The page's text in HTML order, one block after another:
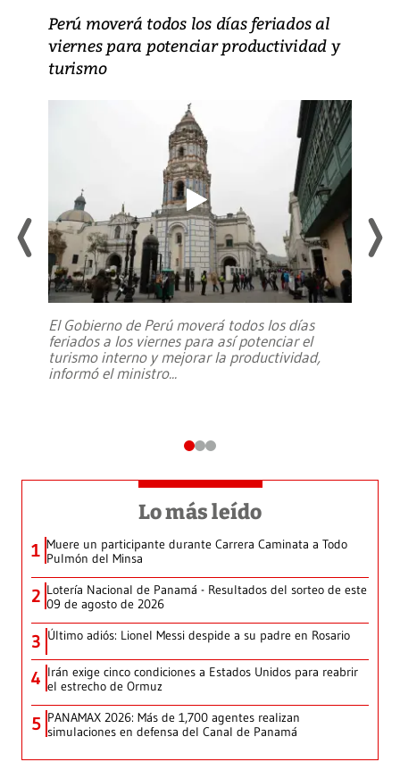
Perú moverá todos los días feriados al
viernes para potenciar productividad y
turismo
El Gobierno de Perú moverá todos los días
feriados a los viernes para así potenciar el
turismo interno y mejorar la productividad,
informó el ministro...
Lo más leído
1 Muere un participante durante Carrera Caminata a Todo
Pulmón del Minsa
2 Lotería Nacional de Panamá - Resultados del sorteo de este
09 de agosto de 2026
3 Último adiós: Lionel Messi despide a su padre en Rosario
4 Irán exige cinco condiciones a Estados Unidos para reabrir
el estrecho de Ormuz
5 PANAMAX 2026: Más de 1,700 agentes realizan
simulaciones en defensa del Canal de Panamá